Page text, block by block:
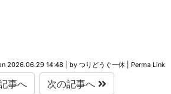
2026.06.29 14:48 by つりどうぐ一休 Perma Link
事へ 次の記事へ